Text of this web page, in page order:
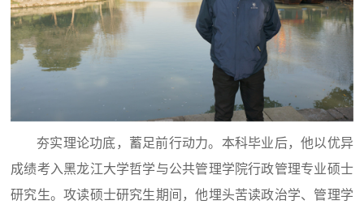
夯实理论功底，蓄足前行动力。本科毕业后，他以优异
成绩考入黑龙江大学哲学与公共管理学院行政管理专业硕士
研究生。攻读硕士研究生期间，他埋头苦读政治学、管理学